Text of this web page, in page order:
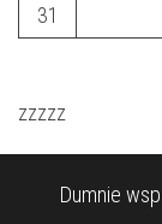
31
zzzzz
Dumnie